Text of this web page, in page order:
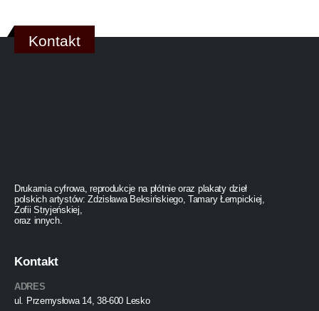
Kontakt
Drukarnia cyfrowa, reprodukcje na płótnie oraz plakaty dzieł
polskich artystów: Zdzisława Beksińskiego, Tamary Łempickiej,
Zofii Stryjeńskiej,
oraz innych.
Kontakt
ADRES
ul. Przemysłowa 14, 38-600 Lesko